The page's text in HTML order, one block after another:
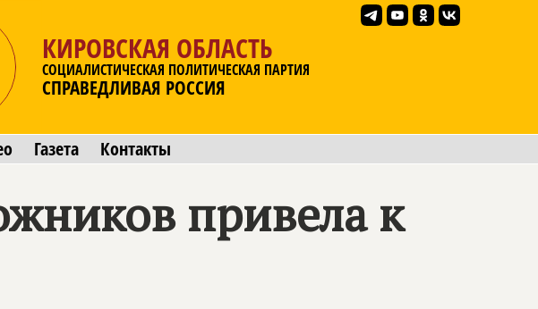
КИРОВСКАЯ ОБЛАСТЬ
СОЦИАЛИСТИЧЕСКАЯ ПОЛИТИЧЕСКАЯ ПАРТИЯ
СПРАВЕДЛИВАЯ РОССИЯ
Газета Контакты
привела к